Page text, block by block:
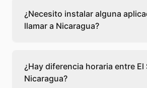
Salvador cuesta 0,22 €/min con
Global. Pagas solo los minutos
cuotas ni permanencia.
¿Necesito instalar alguna
llamar a Nicaragua?
desde tu navegador web. Solo
conexión a internet y podrás
directamente a Nicaragua.
¿Hay diferencia horaria entre El
Nicaragua?